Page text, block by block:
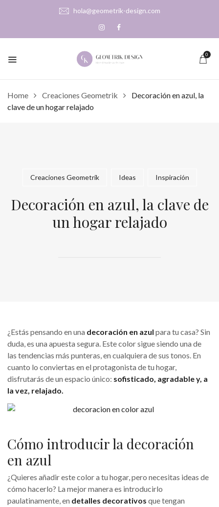
hola@geometrik-design.com
0
Home Creaciones Geometrik
Decoración en azul, la
clave de un hogar relajado
Creaciones Geometrik Ideas Inspiración
Decoración en azul, la clave de
un hogar relajado
¿Estás pensando en una decoración en azul para tu casa? Sin
duda, es una apuesta segura. Este color sigue siendo una de
las tendencias más punteras, en cualquiera de sus tonos. En
cuanto lo conviertas en el protagonista de tu hogar,
disfrutarás de un espacio único: sofisticado, agradable y, a
la vez, relajado.
Cómo introducir la decoración
en azul
¿Quieres añadir este color a tu hogar, pero necesitas ideas de
cómo hacerlo? La mejor manera es introducirlo
paulatinamente, en detalles decorativos que tengan